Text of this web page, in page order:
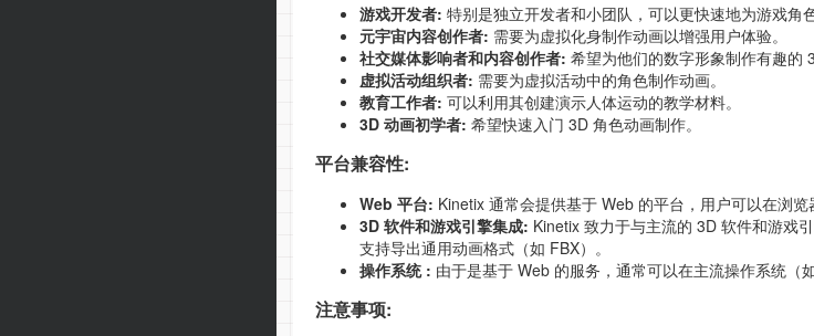
游戏开发者: 特别是独立开发者和小团队，可以更快速地为游戏角
元宇宙内容创作者: 需要为虚拟化身制作动画以增强用户体验。
社交媒体影响者和内容创作者: 希望为他们的数字形象制作有趣的
虚拟活动组织者: 需要为虚拟活动中的角色制作动画。
教育工作者: 可以利用其创建演示人体运动的教学材料。
3D 动画初学者: 希望快速入门 3D 角色动画制作。
平台兼容性:
Web 平台: Kinetix 通常会提供基于 Web 的平台，用户可以在浏览
3D 软件和游戏引擎集成: Kinetix 致力于与主流的 3D 软件和游戏
支持导出通用动画格式（如 FBX）。
操作系统 : 由于是基于 Web 的服务，通常可以在主流操作系统（
注意事项: